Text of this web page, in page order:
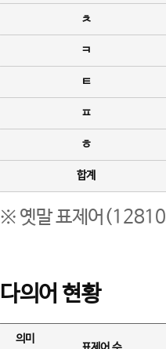
ㅊ
ㅋ
ㅌ
ㅍ
ㅎ
합계
※ 옛말 표제어(12810
다의어 현황
의미